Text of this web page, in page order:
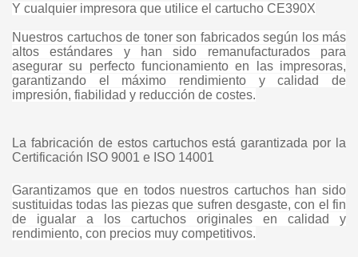
Y cualquier impresora que utilice el cartucho CE390X
Nuestros cartuchos de toner son fabricados según los más
altos estándares y han sido remanufacturados para
asegurar su perfecto funcionamiento en las impresoras,
garantizando el máximo rendimiento y calidad de
impresión, fiabilidad y reducción de costes.
La fabricación de estos cartuchos está garantizada por la
Certificación ISO 9001 e ISO 14001
Garantizamos que en todos nuestros cartuchos han sido
sustituidas todas las piezas que sufren desgaste, con el fin
de igualar a los cartuchos originales en calidad y
rendimiento, con precios muy competitivos.